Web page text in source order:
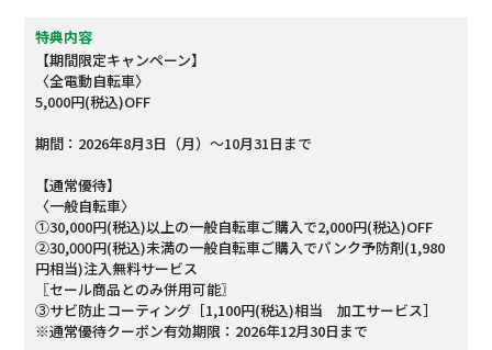
特典内容
【期間限定キャンペーン】
〈全電動自転車〉
5,000円(税込)OFF
期間：2026年8月3日（月）～10月31日まで
【通常優待】
〈一般自転車〉
①30,000円(税込)以上の一般自転車ご購入で2,000円(税込)OFF
②30,000円(税込)未満の一般自転車ご購入でパンク予防剤(1,980
円相当)注入無料サービス
〖セール商品とのみ併用可能〗
③サビ防止コーティング［1,100円(税込)相当 加工サービス］
※通常優待クーポン有効期限：2026年12月30日まで